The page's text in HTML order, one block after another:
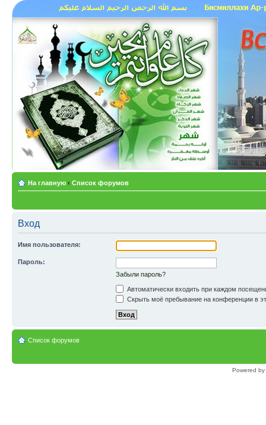
На главную ‹ Список форумов
Вход
Имя пользователя:
Пароль:
Забыли пароль?
Автоматически входить при каждом
Скрыть моё пребывание на конференции в
Список форумов
Powered by